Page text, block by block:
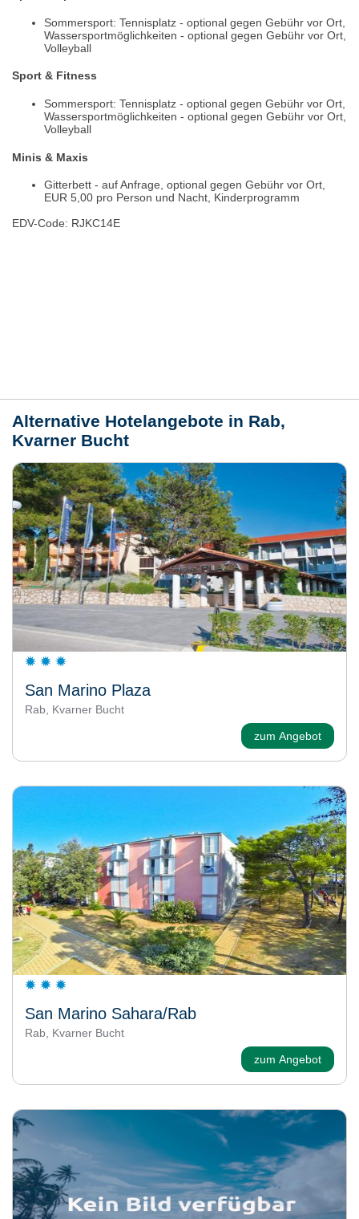
Sommersport: Tennisplatz - optional gegen Gebühr vor Ort,
Wassersportmöglichkeiten - optional gegen Gebühr vor Ort,
Volleyball
Sport & Fitness
Sommersport: Tennisplatz - optional gegen Gebühr vor Ort,
Wassersportmöglichkeiten - optional gegen Gebühr vor Ort,
Volleyball
Minis & Maxis
Gitterbett - auf Anfrage, optional gegen Gebühr vor Ort,
EUR 5,00 pro Person und Nacht, Kinderprogramm
EDV-Code: RJKC14E
Alternative Hotelangebote in Rab,
Kvarner Bucht
San Marino Plaza
Rab, Kvarner Bucht
zum Angebot
San Marino Sahara/Rab
Rab, Kvarner Bucht
zum Angebot